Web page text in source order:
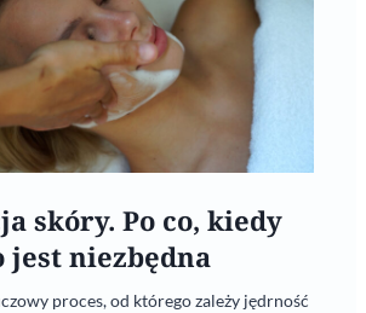
skóry. Po co, kiedy
jest niezbędna
proces, od którego zależy jędrność